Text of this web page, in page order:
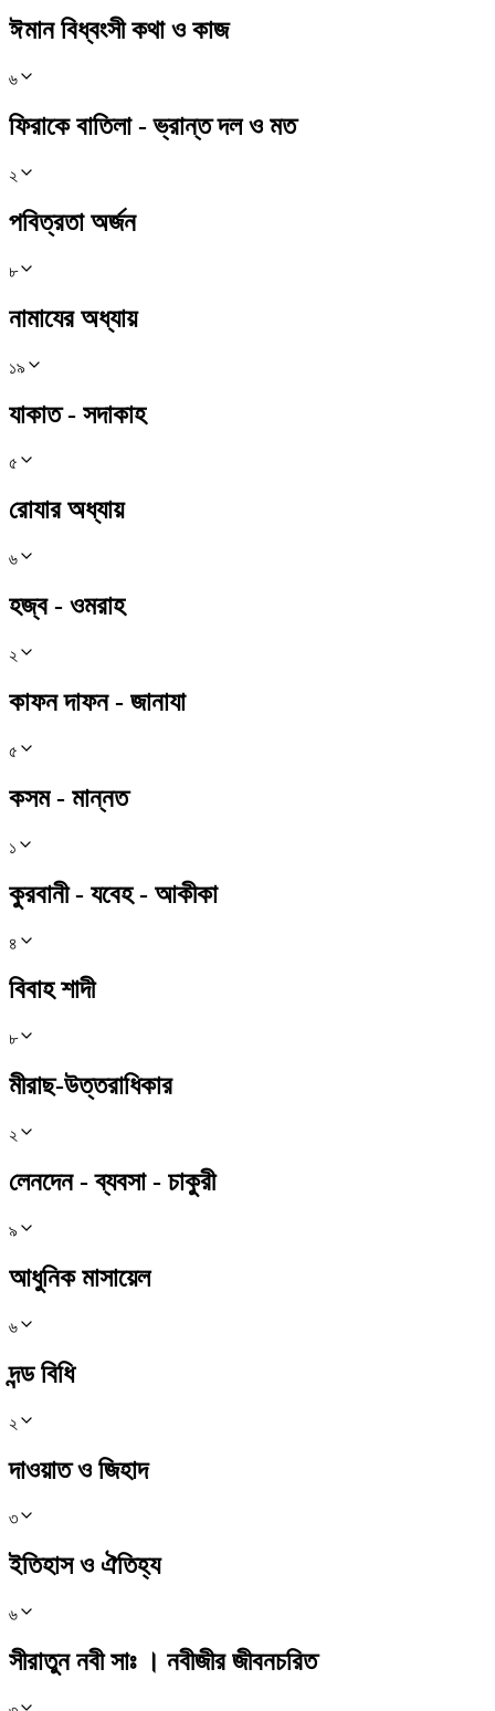
ঈমান বিধ্বংসী কথা ও কাজ
৬
ফিরাকে বাতিলা - ভ্রান্ত দল ও মত
২
পবিত্রতা অর্জন
৮
নামাযের অধ্যায়
১৯
যাকাত - সদাকাহ
৫
রোযার অধ্যায়
৬
হজ্ব - ওমরাহ
২
কাফন দাফন - জানাযা
৫
কসম - মান্নত
১
কুরবানী - যবেহ - আকীকা
৪
বিবাহ শাদী
৮
মীরাছ-উত্তরাধিকার
২
লেনদেন - ব্যবসা - চাকুরী
৯
আধুনিক মাসায়েল
৬
দন্ড বিধি
২
দাওয়াত ও জিহাদ
৩
ইতিহাস ও ঐতিহ্য
৬
সীরাতুন নবী সাঃ । নবীজীর জীবনচরিত